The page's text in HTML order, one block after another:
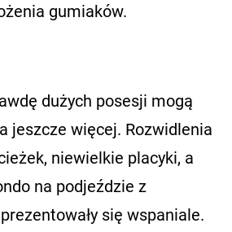
gumiaków.
dużych posesji mogą
jeszcze więcej. Rozwidlenia
niewielkie placyki, a
na podjeździe z
się wspaniale.